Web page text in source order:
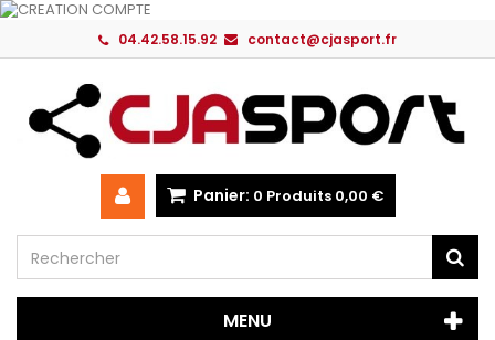
04.42.58.15.92 contact@cjasport.fr
Panier: 0 Produits 0,00 €
MENU